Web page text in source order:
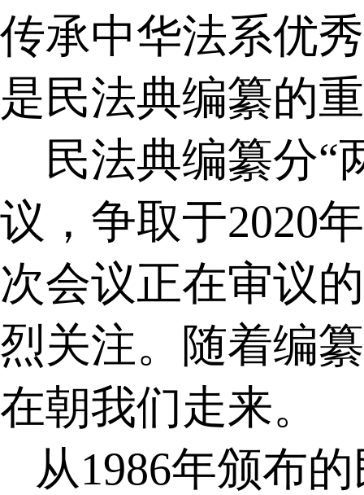
传承中华法系优
是民法典编纂的
民法典编纂分“
议，争取于2020
次会议正在审议
烈关注。随着编
在朝我们走来。
从1986年颁布